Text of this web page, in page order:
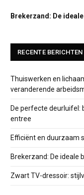
Brekerzand: De
RECENTE BERICHTEN
Thuiswerken en
veranderende
De perfecte deurluifel:
entree
Efficiënt en duurzaam
Brekerzand: De ideale
Zwart TV-dressoir: